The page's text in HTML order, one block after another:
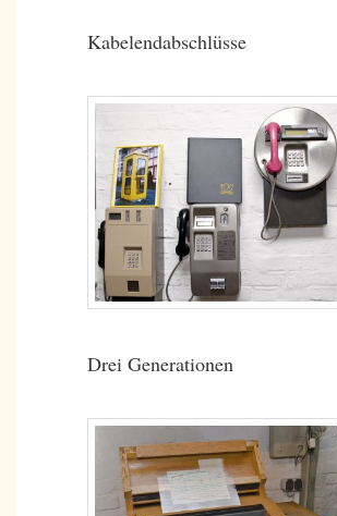
Kabelendabschlüsse
Drei Generationen